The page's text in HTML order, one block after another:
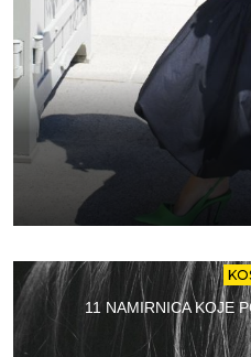
11 NAMIRNICA KOJE